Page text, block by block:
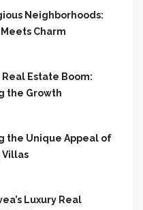
Neighborhoods:
Charm
Real Estate Boom:
the Growth
the Unique Appeal of
Villas
Luxury Real